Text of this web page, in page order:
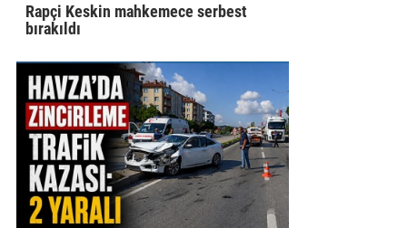
Rapçi Keskin mahkemece serbest
bırakıldı